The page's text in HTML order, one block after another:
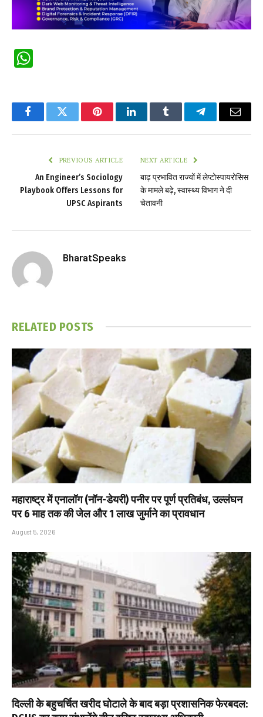
FacebookTwitter PinterestLinkedInTumblr TelegramEmail
PREVIOUS ARTICLE
An Engineer’s Sociology
Playbook Offers Lessons for
UPSC Aspirants
NEXT ARTICLE
बाढ़ प्रभावित राज्यों में लेप्टोस्पायरोसिस
के मामले बढ़े, स्वास्थ्य विभाग ने दी
चेतावनी
BharatSpeaks
RELATED POSTS
महाराष्ट्र में एनालॉग (नॉन-डेयरी) पनीर पर पूर्ण प्रतिबंध, उल्लंघन
पर 6 माह तक की जेल और ₹1 लाख जुर्माने का प्रावधान
August 5, 2026
दिल्ली के बहुचर्चित खरीद घोटाले के बाद बड़ा प्रशासनिक फेरबदल: